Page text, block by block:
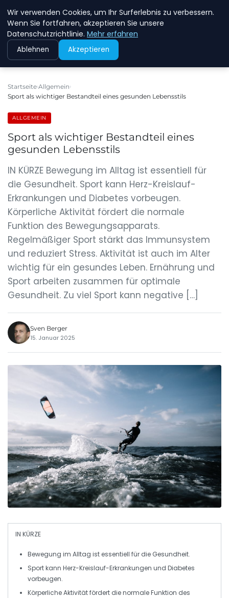
NEW ENERGY JOBS
Startseite Allgemein
Sport als wichtiger Bestandteil eines gesunden Lebensstils
ALLGEMEIN
Sport als wichtiger Bestandteil eines
gesunden Lebensstils
IN KÜRZE Bewegung im Alltag ist essentiell für
die Gesundheit. Sport kann Herz-Kreislauf-
Erkrankungen und Diabetes vorbeugen.
Körperliche Aktivität fördert die normale
Funktion des Bewegungsapparats.
Regelmäßiger Sport stärkt das Immunsystem
und reduziert Stress. Aktivität ist auch im Alter
wichtig für ein gesundes Leben. Ernährung und
Sport arbeiten zusammen für optimale
Gesundheit. Zu viel Sport kann negative […]
Sven Berger
15. Januar 2025
IN KÜRZE
Bewegung im Alltag ist essentiell für die Gesundheit.
Sportkann Herz-Kreislauf-Erkrankungen und Diabetes
vorbeugen.
Körperliche Aktivitätfördert die normale Funktion des
Wir verwenden Cookies, um Ihr Surferlebnis zu verbessern.
Wenn Sie fortfahren, akzeptieren Sie unsere
Datenschutzrichtlinie. Mehr erfahren
Ablehnen Akzeptieren